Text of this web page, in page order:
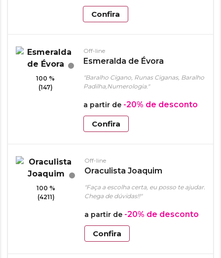
Confira
100 %
(147)
Off-line
Esmeralda de Évora
"Baralho Cigano, Runas Ciganas, Baralho
Padilha,Numerologia."
a partir de -20% de desconto
Confira
100 %
(4211)
Off-line
Oraculista Joaquim
"Faça a escolha certa, eu posso te ajudar.
Chega de dúvidas!!"
a partir de -20% de desconto
Confira